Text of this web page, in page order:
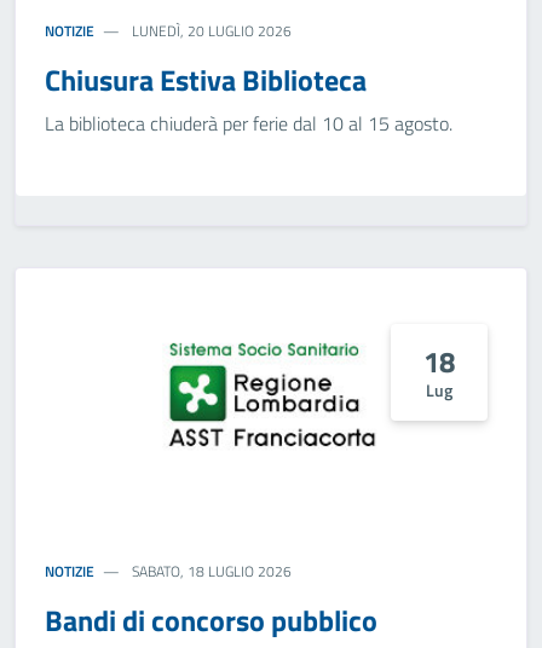
NOTIZIE LUNEDÌ, 20 LUGLIO 2026
Chiusura Estiva Biblioteca
La biblioteca chiuderà per ferie dal 10 al 15 agosto.
18
Lug
NOTIZIE SABATO, 18 LUGLIO 2026
Bandi di concorso pubblico